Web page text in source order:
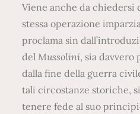
Viene anche da chiedersi
stessa operazione
proclama sin
del Mussolini, sia davvero
dalla fine della guerra
tali circostanze storiche,
tenere fede al suo